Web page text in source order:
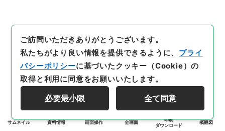
サムネイル 資料情報 画面操作 全画面
印刷
ダウンロード
概観図
ご訪問いただきありがとうございます。
私たちがより良い情報を提供できるように、 プライ
バシーポリシーに基づいたクッキー（Cookie）の
取得と利用に同意をお願いいたします。
必要最小限 全て同意